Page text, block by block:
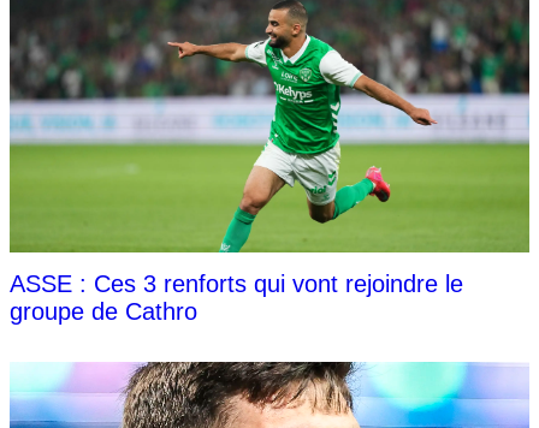
ASSE : Ces 3 renforts qui vont rejoindre le
groupe de Cathro